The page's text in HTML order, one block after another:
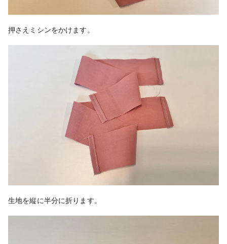
押さえミシンをかけます。
生地を縦に半分に折ります。